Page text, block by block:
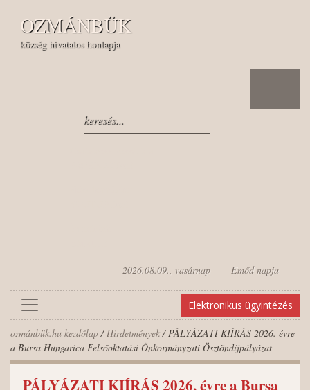
OZMÁNBÜK
község hivatalos honlapja
2026.08.09., vasárnap Emőd napja
Elektronikus ügyintézés
ozmánbük.hu kezdőlap /Hirdetmények/ PÁLYÁZATI KIÍRÁS 2026. évre
a Bursa Hungarica Felsőoktatási Önkormányzati Ösztöndíjpályázat
PÁLYÁZATI KIÍRÁS 2026. évre a Bursa